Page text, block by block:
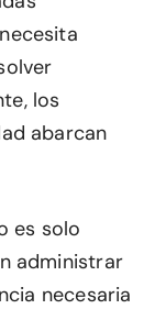
los
abarcan
es solo
administrar
necesaria